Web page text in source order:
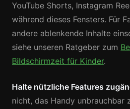
YouTube Shorts, Instagram
während dieses Fensters. Für
andere ablenkende Inhalte
siehe unseren Ratgeber zum
Bildschirmzeit für Kinder.
Halte nützliche Features
nicht, das Handy unbrauchbar